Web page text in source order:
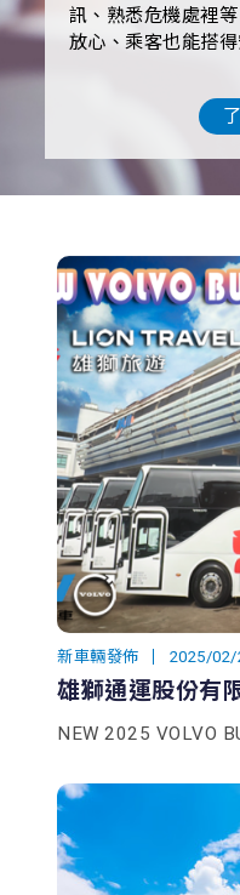
訊、熟悉危機處裡
放心、乘客也能搭得
新車輛發佈 2025/02/
雄獅通運股份有
NEW 2025 VOLVO